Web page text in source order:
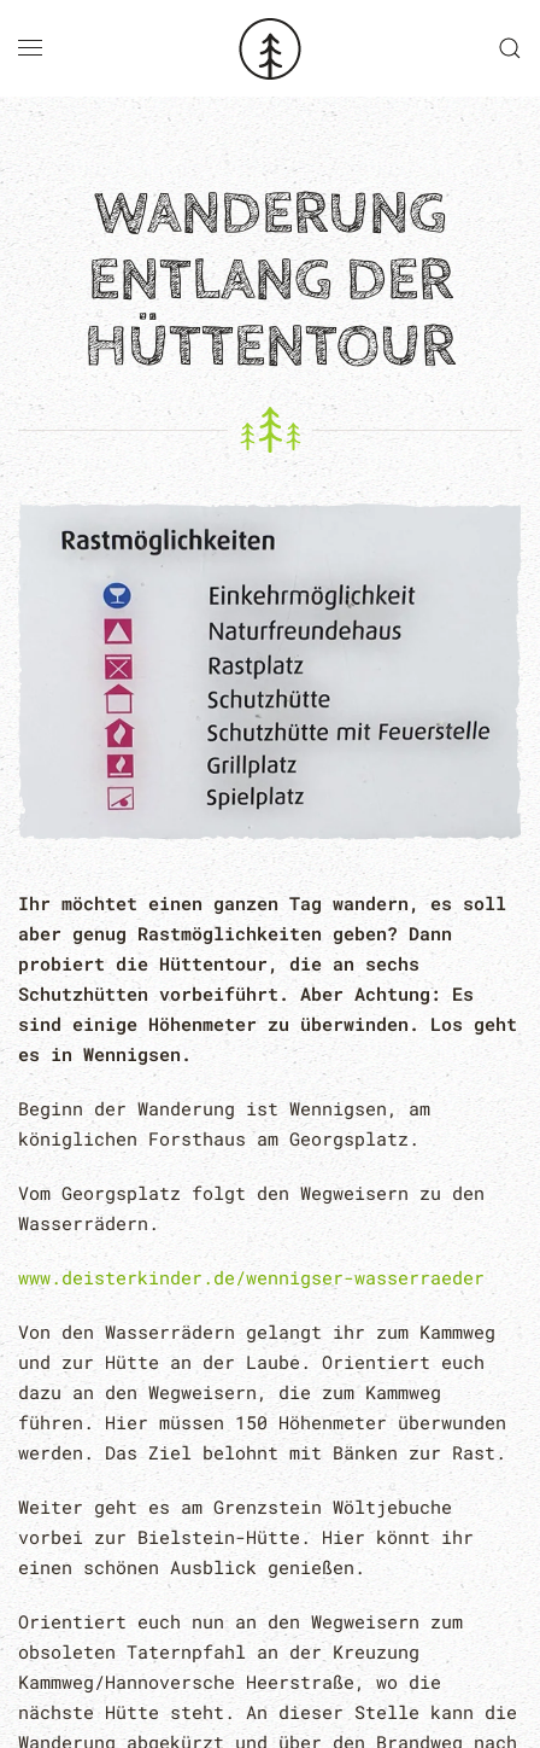
Skip to main content
WANDERUNG
ENTLANG DER
HÜTTENTOUR
Ihr möchtet einen ganzen Tag wandern, es soll
aber genug Rastmöglichkeiten geben? Dann
probiert die Hüttentour, die an sechs
Schutzhütten vorbeiführt. Aber Achtung: Es
sind einige Höhenmeter zu überwinden. Los geht
es in Wennigsen.
Beginn der Wanderung ist Wennigsen, am
königlichen Forsthaus am Georgsplatz.
Vom Georgsplatz folgt den Wegweisern zu den
Wasserrädern.
www.deisterkinder.de/wennigser-wasserraeder
Von den Wasserrädern gelangt ihr zum Kammweg
und zur Hütte an der Laube. Orientiert euch
dazu an den Wegweisern, die zum Kammweg
führen. Hier müssen 150 Höhenmeter überwunden
werden. Das Ziel belohnt mit Bänken zur Rast.
Weiter geht es am Grenzstein Wöltjebuche
vorbei zur Bielstein-Hütte. Hier könnt ihr
einen schönen Ausblick genießen.
Orientiert euch nun an den Wegweisern zum
obsoleten Taternpfahl an der Kreuzung
Kammweg/Hannoversche Heerstraße, wo die
nächste Hütte steht. An dieser Stelle kann die
Wanderung abgekürzt und über den Brandweg nach